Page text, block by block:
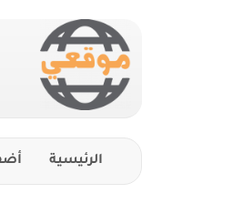
الرئيسية